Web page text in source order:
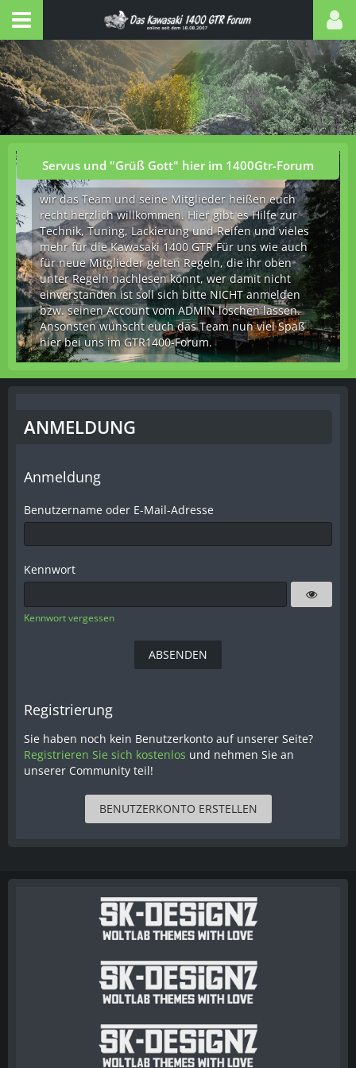
Servus und "Grüß Gott" hier im 1400Gtr-Forum
wir das Team und seine Mitglieder heißen euch
recht herzlich willkommen. Hier gibt es Hilfe zur
Technik, Tuning, Lackierung und Reifen und vieles
mehr für die Kawasaki 1400 GTR Für uns wie auch
für neue Mitglieder gelten Regeln, die ihr oben
unter Regeln nachlesen könnt, wer damit nicht
einverstanden ist soll sich bitte NICHT anmelden
bzw. seinen Account vom ADMIN löschen lassen.
Ansonsten wünscht euch das Team nun viel Spaß
hier bei uns im GTR1400-Forum.
ANMELDUNG
Anmeldung
Benutzername oder E-Mail-Adresse
Kennwort
Kennwort vergessen
Registrierung
Sie haben noch kein Benutzerkonto auf unserer Seite?
Registrieren Sie sich kostenlos und nehmen Sie an
unserer Community teil!
BENUTZERKONTO ERSTELLEN